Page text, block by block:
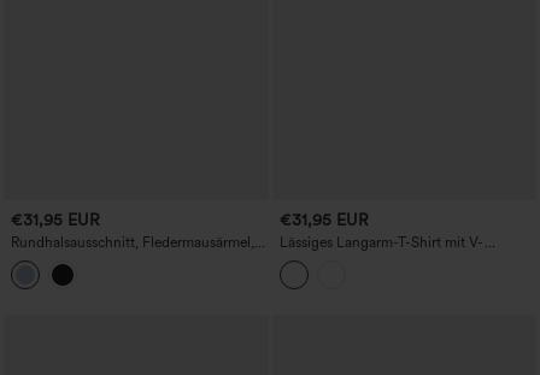
€31,95 EUR
Rundhalsausschnitt, Fledermausärmel,
High-Low-Saum, locker-lässiges
Casual-T-Shirt
€31,95 EUR
Lässiges Langarm-T-Shirt mit V-
Ausschnitt und Streifen